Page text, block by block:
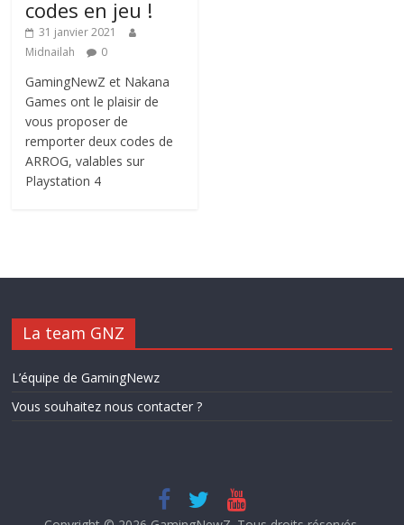
codes en jeu !
31 janvier 2021
Midnailah
0
GamingNewZ et Nakana
Games ont le plaisir de
vous proposer de
remporter deux codes de
ARROG, valables sur
Playstation 4
La team GNZ
L’équipe de GamingNewz
Vous souhaitez nous contacter ?